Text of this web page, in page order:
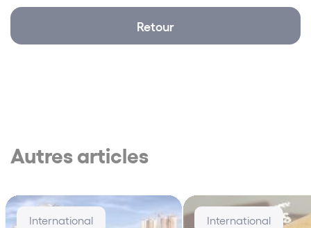
Retour
Autres articles
International International